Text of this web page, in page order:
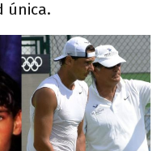
única.